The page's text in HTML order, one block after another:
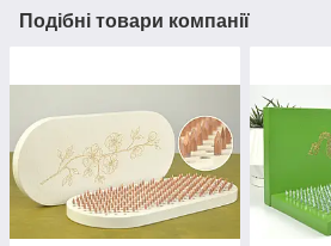
Подібні товари компанії